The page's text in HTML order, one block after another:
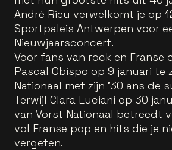
André Rieu verwelkomt je op
Sportpaleis Antwerpen voor
Nieuwjaarsconcert.
Voor fans van rock en Franse
Pascal Obispo op 9 januari te
Nationaal met zijn '30 ans de
Terwijl Clara Luciani op 30
van Vorst Nationaal betreedt
vol Franse pop en hits die je
vergeten.